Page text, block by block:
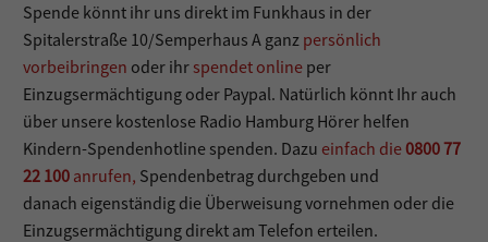
Spende könnt ihr uns direkt im Funkhaus in der
Spitalerstraße 10/Semperhaus A ganz persönlich
vorbeibringen oder ihr spendet online per
Einzugsermächtigung oder Paypal. Natürlich könnt Ihr auch
über unsere kostenlose Radio Hamburg Hörer helfen
Kindern-Spendenhotline spenden. Dazu einfach die0800 77
22 100 anrufen, Spendenbetrag durchgeben und
danach eigenständig die Überweisung vornehmen oder die
Einzugsermächtigung direkt am Telefon erteilen.